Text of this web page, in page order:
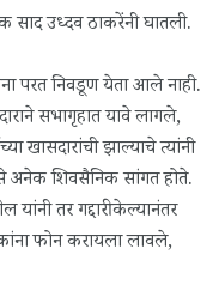
उध्दव ठाकरेंनी घातली.
परत निवडूण येता आले नाही.
सभागृहात यावे लागले,
खासदारांची झाल्याचे त्यांनी
अनेक शिवसैनिक सांगत होते.
तर गद्दारी केल्यानंतर
फोन करायला लावले,